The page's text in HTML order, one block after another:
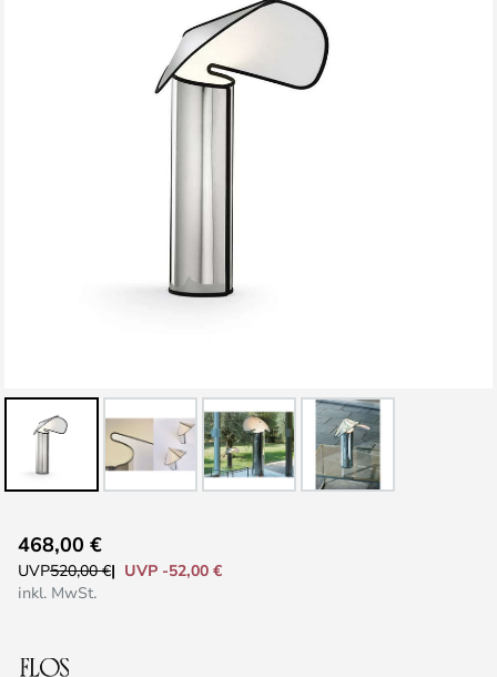
Anfang
der
468,00 €
UVP520,00 €
UVP -52,00 €
inkl. MwSt.